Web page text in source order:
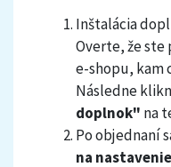
Inštalácia
Overte, že
e-shopu, kam
Následne
doplnok" na
Po objednaní
na